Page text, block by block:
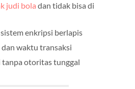
judi bola dan tidak bisa di
enkripsi berlapis
dan waktu transaksi
tanpa otoritas tunggal